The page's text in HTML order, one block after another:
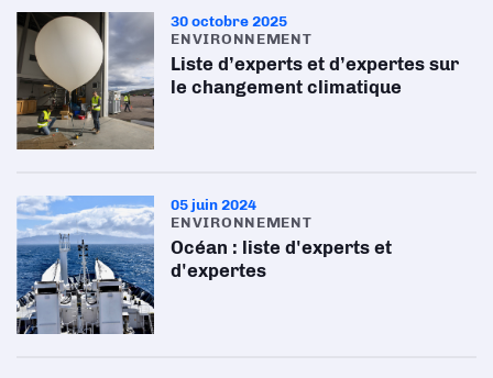
30 octobre 2025
ENVIRONNEMENT
Liste d’experts et d’expertes sur
le changement climatique
05 juin 2024
ENVIRONNEMENT
Océan : liste d'experts et
d'expertes